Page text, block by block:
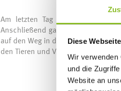
Diese
Wir verwenden
und die
Website an
Am letzten Tag vor den Ferien
Anschließend gab es einen feinen
auf den Weg in den Wald. Groß
den Tieren und Vögeln